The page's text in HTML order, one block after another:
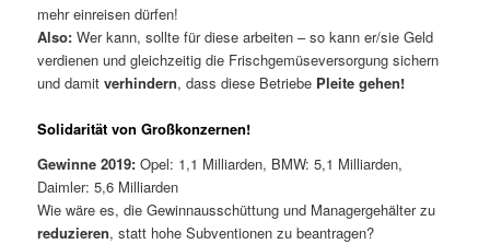
mehr einreisen dürfen!
Also:Wer kann, sollte für diese arbeiten – so kann er/sie Geld
verdienen und gleichzeitig die Frischgemüseversorgung sichern
und damitverhindern, dass diese Betriebe Pleite gehen!
Solidarität von Großkonzernen!
Gewinne 2019:Opel: 1,1 Milliarden, BMW: 5,1 Milliarden,
Daimler: 5,6 Milliarden
Wie wäre es, die Gewinnausschüttung und Managergehälter zu
reduzieren, statt hohe Subventionen zu beantragen?